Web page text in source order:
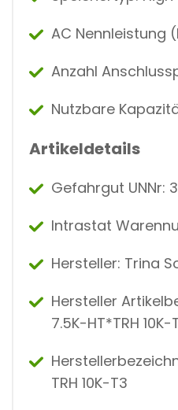
AC Nennleistung
Anzahl
Nutzbare
Artikeldetails
Gefahrgut UNNr:
Intrastat
Hersteller: Trina
Hersteller
7.5K-HT*TRH 10K-
TRH 10K-T3